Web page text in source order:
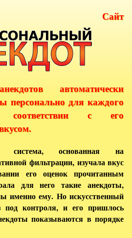
Сайт
автоматически
персонально для каждого
соответствии с его
система, основанная на
фильтрации, изучала вкус
его оценок прочитанным
для него такие анекдоты,
именно ему. Но искусственный
контроля, и его пришлось
показываются в порядке